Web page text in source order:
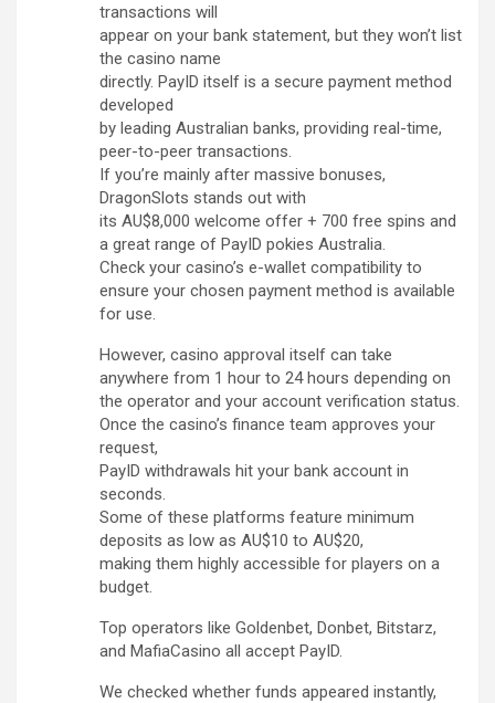
transactions will
appear on your bank statement, but they won’t list
the casino name
directly. PayID itself is a secure payment method
developed
by leading Australian banks, providing real-time,
peer-to-peer transactions.
If you’re mainly after massive bonuses,
DragonSlots stands out with
its AU$8,000 welcome offer + 700 free spins and
a great range of PayID pokies Australia.
Check your casino’s e-wallet compatibility to
ensure your chosen payment method is available
for use.
However, casino approval itself can take
anywhere from 1 hour to 24 hours depending on
the operator and your account verification status.
Once the casino’s finance team approves your
request,
PayID withdrawals hit your bank account in
seconds.
Some of these platforms feature minimum
deposits as low as AU$10 to AU$20,
making them highly accessible for players on a
budget.
Top operators like Goldenbet, Donbet, Bitstarz,
and MafiaCasino all accept PayID.
We checked whether funds appeared instantly,